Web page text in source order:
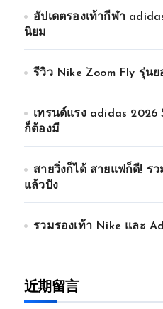
อัปเดตรองเท้ากีฬา
นิยม
รีวิว Nike Zoom Fly รุ่น
เทรนด์แรง adidas 2026
ก็ต้องมี
สายวิ่งก็ได้ สายแฟก็ดี! ร
แล้วปัง
รวมรองเท้า Nike และ
近期留言